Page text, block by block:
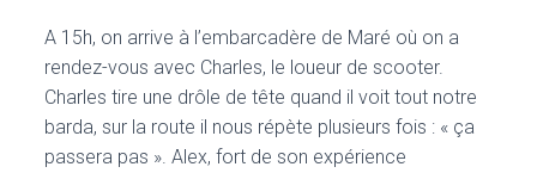
A 15h, on arrive à l’embarcadère de Maré où on a
rendez-vous avec Charles, le loueur de scooter.
Charles tire une drôle de tête quand il voit tout notre
barda, sur la route il nous répète plusieurs fois : « ça
passera pas ». Alex, fort de son expérience